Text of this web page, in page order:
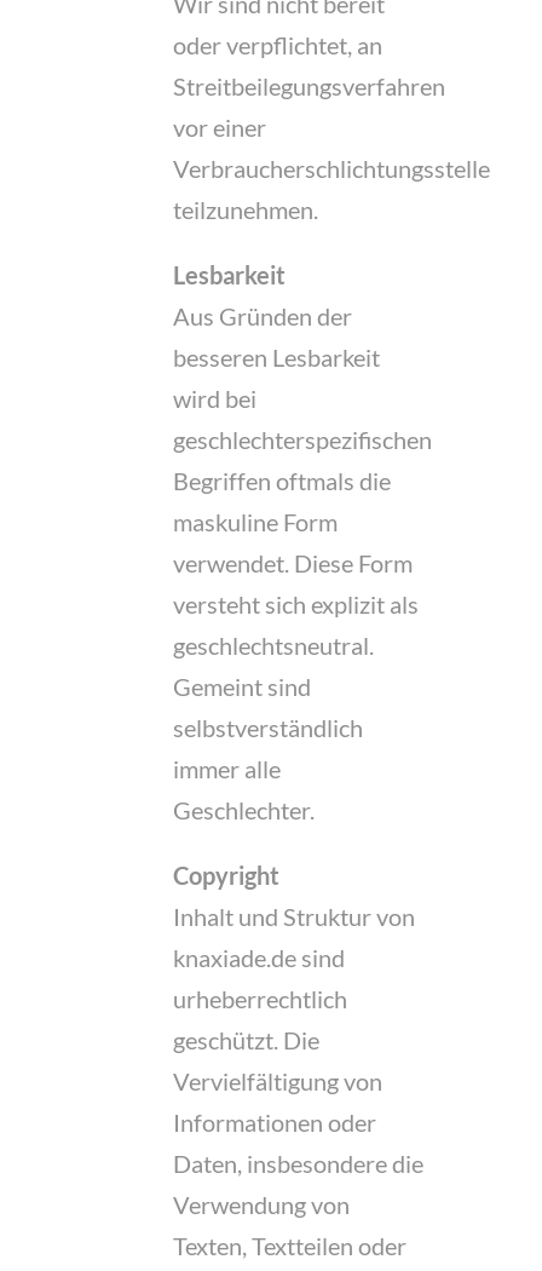
oder verpflichtet, an
Streitbeilegungsverfahren
vor einer
Verbraucherschlichtungsstelle
teilzunehmen.
Lesbarkeit
Aus Gründen der
besseren Lesbarkeit
wird bei
geschlechterspezifischen
Begriffen oftmals die
maskuline Form
verwendet. Diese Form
versteht sich explizit als
geschlechtsneutral.
Gemeint sind
selbstverständlich
immer alle
Geschlechter.
Copyright
Inhalt und Struktur von
knaxiade.de sind
urheberrechtlich
geschützt. Die
Vervielfältigung von
Informationen oder
Daten, insbesondere die
Verwendung von
Texten, Textteilen oder